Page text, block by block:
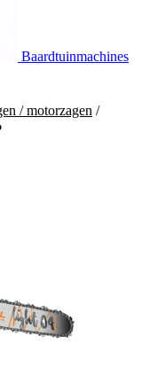
Baardtuinmachines
/ motorzagen /